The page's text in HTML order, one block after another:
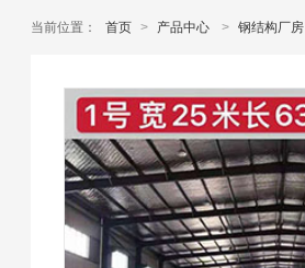
当前位置： 首页 > 产品中心 > 钢结构厂房